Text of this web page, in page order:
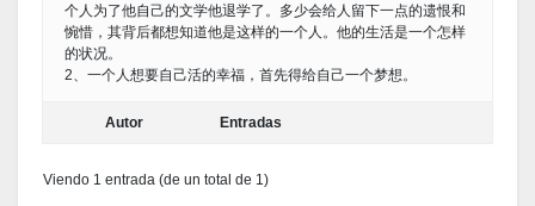
个人为了他自己的文学他退学了。多少会给人留下一点的遗恨和
惋惜，其背后都想知道他是这样的一个人。他的生活是一个怎样
的状况。
2、一个人想要自己活的幸福，首先得给自己一个梦想。
Autor Entradas
Viendo 1 entrada (de un total de 1)